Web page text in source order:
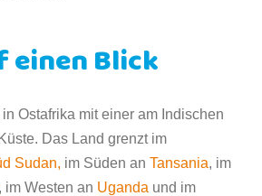
einen Blick
Ostafrika mit einer am Indischen
Das Land grenzt im
Sudan, im Süden an Tansania, im
, im Westen an Uganda und im